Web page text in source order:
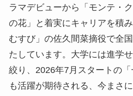
ラマデビューから「モンテ・
の花」と着実にキャリアを積
むすび」の佐久間菜摘役で全
たしています。大学には進学
絞り、2026年7月スタートの
も活躍が期待される、今まさ